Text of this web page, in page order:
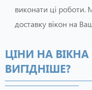
виконати ці роботи.
доставку вікон на
ЦІНИ НА
ВИГІДНІШЕ?